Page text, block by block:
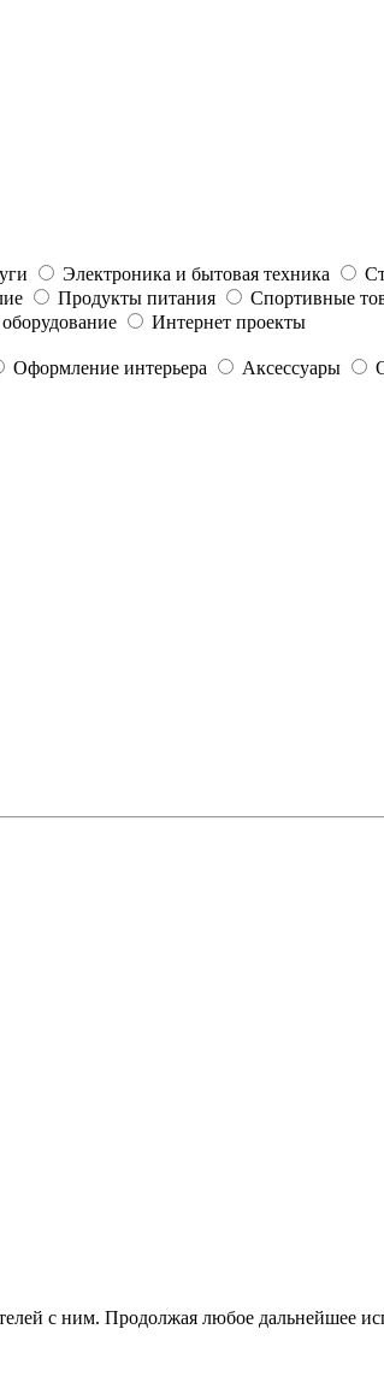
Электроника и бытовая техника
Продукты питания Спортивные
Интернет проекты
Оформление интерьера Аксессуары
с ним. Продолжая любое дальнейшее